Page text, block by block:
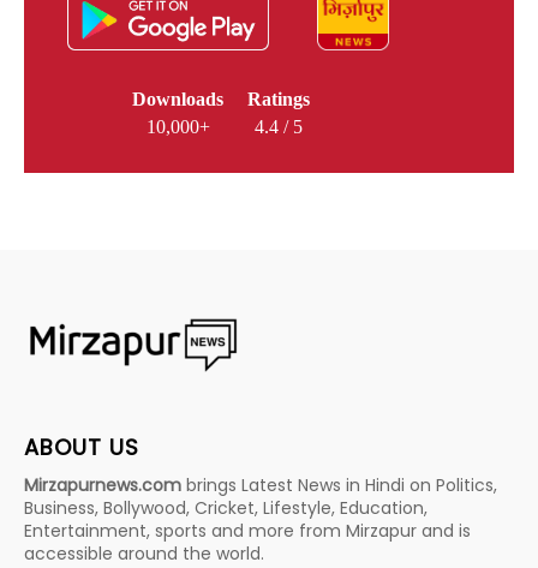
Downloads
10,000+
Ratings
4.4 / 5
ABOUT US
Mirzapurnews.com brings Latest News in Hindi on Politics,
Business, Bollywood, Cricket, Lifestyle, Education,
Entertainment, sports and more from Mirzapur and is
accessible around the world.